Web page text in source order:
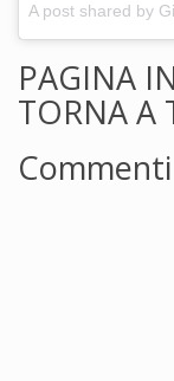
A post shared by
PAGINA
TORNA A
Commenti